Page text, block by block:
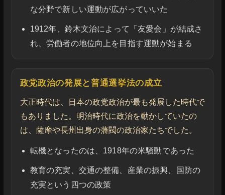
な分野で新しい運動が広がっていいた
1912年、鈴木文治によって「友愛会」が結成さ
れ、労働者の地位向上を目指す運動が始まる
政党政治の発展と普通選挙法の成立
大正時代は、日本の政党政治が最も発展した時代で
もありました。明治時代に政治を動かしていたの
は、薩摩や長州出身の藩閥の政治家たちでした。
転機となったのは、1918年の米騒動であった
教育の充実、交通の整備、産業の振興、国防の
充実という四つの政策